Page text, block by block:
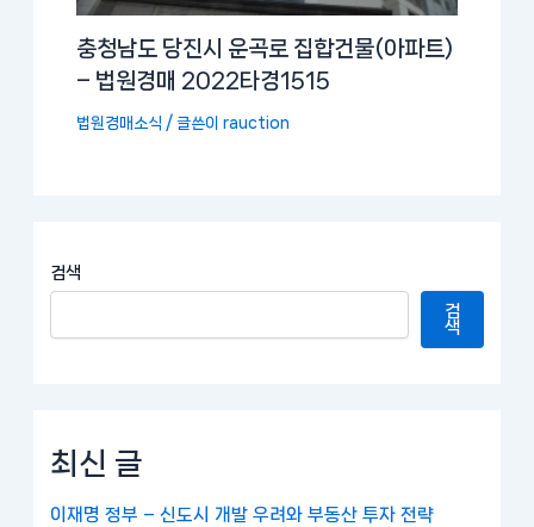
검색
검
색
최신 글
이재명 정부 – 신도시 개발 우려와 부동산 투자 전략
충청남도 당진시 운곡로 집합건물(아파트)
– 법원경매 2022타경1515
법원경매소식 / 글쓴이rauction